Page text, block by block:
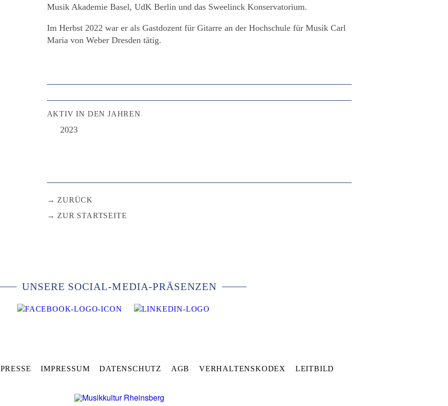
Musik Akademie Basel, UdK Berlin und das Sweelinck Konservatorium.
Im Herbst 2022 war er als Gastdozent für Gitarre an der Hochschule für Musik Carl
Maria von Weber Dresden tätig.
AKTIV IN DEN JAHREN
2023
ZURÜCK
ZUR STARTSEITE
UNSERE SOCIAL-MEDIA-PRÄSENZEN
PRESSE IMPRESSUM DATENSCHUTZ AGB VERHALTENSKODEX LEITBILD